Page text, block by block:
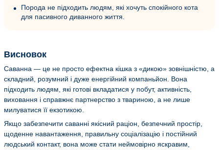
Порода не підходить людям, які хочуть спокійного кота
для пасивного диванного життя.
Висновок
Саванна — це не просто ефектна кішка з «дикою» зовнішністю, а
складний, розумний і дуже енергійний компаньйон. Вона
підходить людям, які готові вкладатися у побут, активність,
виховання і справжнє партнерство з твариною, а не лише
милуватися її екзотикою.
Якщо забезпечити саванні якісний раціон, безпечний простір,
щоденне навантаження, правильну соціалізацію і постійний
людський контакт, вона може стати неймовірно яскравим,